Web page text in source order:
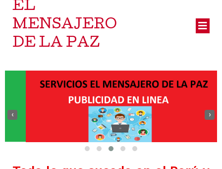
EL
MENSAJERO
DE LA PAZ
‹ ›